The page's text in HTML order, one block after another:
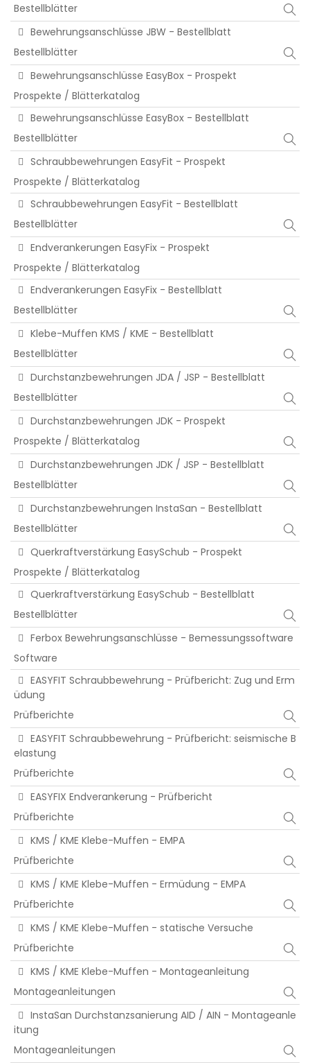
Bestellblätter
Bewehrungsanschlüsse JBW - Bestellblatt
Bestellblätter
Bewehrungsanschlüsse EasyBox - Prospekt
Prospekte / Blätterkatalog
Bewehrungsanschlüsse EasyBox - Bestellblatt
Bestellblätter
Schraubbewehrungen EasyFit - Prospekt
Prospekte / Blätterkatalog
Schraubbewehrungen EasyFit - Bestellblatt
Bestellblätter
Endverankerungen EasyFix - Prospekt
Prospekte / Blätterkatalog
Endverankerungen EasyFix - Bestellblatt
Bestellblätter
Klebe-Muffen KMS / KME - Bestellblatt
Bestellblätter
Durchstanzbewehrungen JDA / JSP - Bestellblatt
Bestellblätter
Durchstanzbewehrungen JDK - Prospekt
Prospekte / Blätterkatalog
Durchstanzbewehrungen JDK / JSP - Bestellblatt
Bestellblätter
Durchstanzbewehrungen InstaSan - Bestellblatt
Bestellblätter
Querkraftverstärkung EasySchub - Prospekt
Prospekte / Blätterkatalog
Querkraftverstärkung EasySchub - Bestellblatt
Bestellblätter
Ferbox Bewehrungsanschlüsse - Bemessungssoftware
Software
EASYFIT Schraubbewehrung - Prüfbericht: Zug und Erm
üdung
Prüfberichte
EASYFIT Schraubbewehrung - Prüfbericht: seismische B
elastung
Prüfberichte
EASYFIX Endverankerung - Prüfbericht
Prüfberichte
KMS / KME Klebe-Muffen - EMPA
Prüfberichte
KMS / KME Klebe-Muffen - Ermüdung - EMPA
Prüfberichte
KMS / KME Klebe-Muffen - statische Versuche
Prüfberichte
KMS / KME Klebe-Muffen - Montageanleitung
Montageanleitungen
InstaSan Durchstanzsanierung AID / AIN - Montageanle
itung
Montageanleitungen